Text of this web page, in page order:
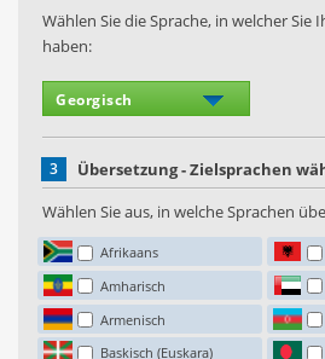
Wählen Sie die Sprache, in welcher Sie
haben:
3
Übersetzung - Zielsprachen
Wählen Sie aus, in welche Sprachen
Afrikaans
Amharisch
Armenisch
Baskisch (Euskara)